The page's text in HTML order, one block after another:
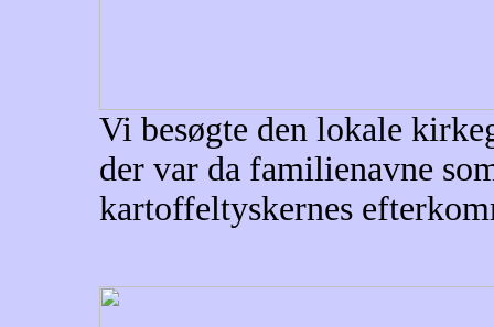
Vi besøgte den lokale
der var da familienavne
kartoffeltyskernes